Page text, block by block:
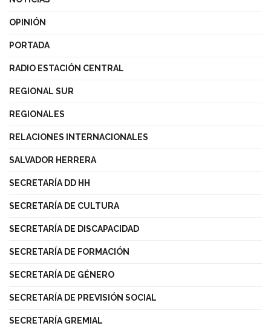
OPINIÓN
PORTADA
RADIO ESTACIÓN CENTRAL
REGIONAL SUR
REGIONALES
RELACIONES INTERNACIONALES
SALVADOR HERRERA
SECRETARÍA DD HH
SECRETARÍA DE CULTURA
SECRETARÍA DE DISCAPACIDAD
SECRETARÍA DE FORMACIÓN
SECRETARÍA DE GÉNERO
SECRETARÍA DE PREVISIÓN SOCIAL
SECRETARÍA GREMIAL